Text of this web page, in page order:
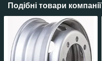
Подібні товари компанії